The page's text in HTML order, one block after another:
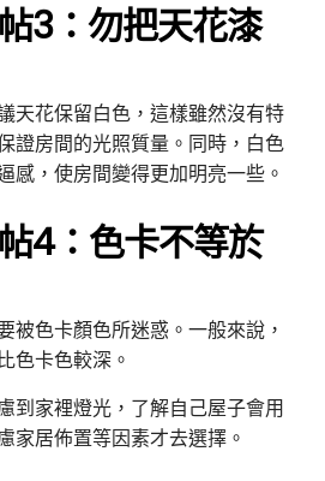
3：勿把天花漆
天花保留白色，這樣雖然沒有特
證房間的光照質量。同時，白色
感，使房間變得更加明亮一些。
4：色卡不等於
被色卡顏色所迷惑。一般來說，
色卡色較深。
到家裡燈光，了解自己屋子會用
家居佈置等因素才去選擇。